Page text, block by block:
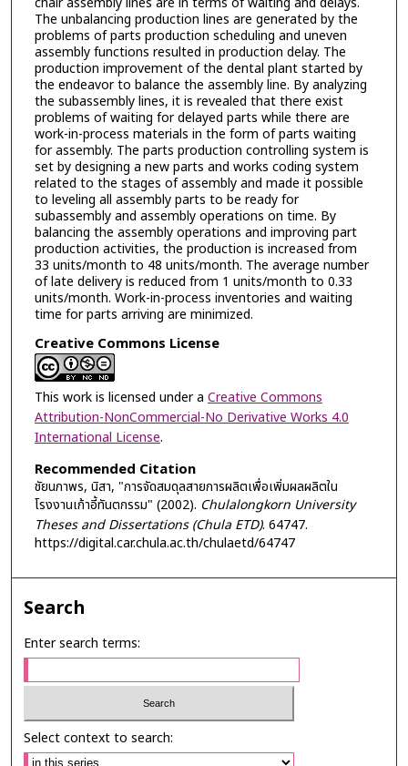
The unbalancing production lines are generated by the
problems of parts production scheduling and uneven
assembly functions resulted in production delay. The
production improvement of the dental plant started by
the endeavor to balance the assembly line. By analyzing
the subassembly lines, it is revealed that there exist
problems of waiting for delayed parts while there are
work-in-process materials in the form of parts waiting
for assembly. The parts production controlling system is
set by designing a new parts and works coding system
related to the stages of assembly and made it possible
to leveling all assembly parts to be ready for
subassembly and assembly operations on time. By
balancing the assembly operations and improving part
production activities, the production is increased from
33 units/month to 48 units/month. The average number
of late delivery is reduced from 1 units/month to 0.33
units/month. Work-in-process inventories and waiting
time for parts arriving are minimized.
Creative Commons License
This work is licensed under a Creative Commons
Attribution-NonCommercial-No Derivative Works 4.0
International License.
Recommended Citation
ชัยนภาพร, นิสา, "การจัดสมดุลสายการผลิตเพื่อเพิ่มผลผลิตใน
โรงงานเก้าอี้ทันตกรรม" (2002). Chulalongkorn University
Theses and Dissertations (Chula ETD). 64747.
https://digital.car.chula.ac.th/chulaetd/64747
Search
Enter search terms:
Select context to search: